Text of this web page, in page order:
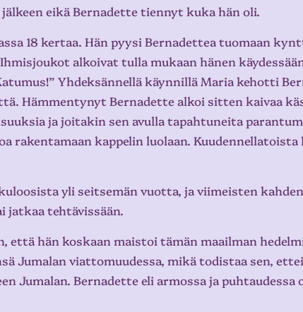
eikä Bernadette tiennyt kuka hän oli.
18 kertaa. Hän pyysi Bernadettea tuomaan
alkoivat tulla mukaan hänen
Yhdeksännellä käynnillä Maria kehotti
Hämmentynyt Bernadette alkoi sitten kaivaa
ja joitakin sen avulla tapahtuneita
kappelin luolaan. Kuudennellatoista
yli seitsemän vuotta, ja viimeisten
jatkaa tehtävissään.
hän koskaan maistoi tämän maailman
Jumalan viattomuudessa, mikä todistaa sen,
Bernadette eli armossa ja puhtaudessa